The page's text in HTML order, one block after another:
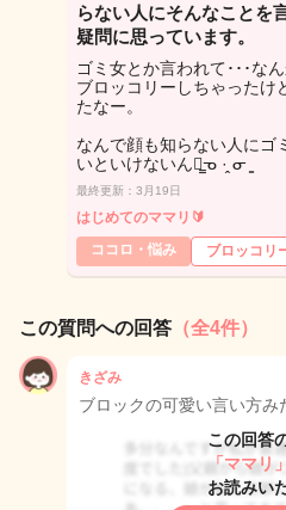
らない人にそんなことを
疑問に思っています。
ゴミ女とか言われて･･･な
ブロッコリーしちゃったけ
たなー。
なんで顔も知らない人にゴ
いといけないんだ̳ᓀ ·̭ ᓂ ̳
最終更新：3月19日
はじめてのママリ🔰
ココロ・悩み
ブロッコリ
この質問への回答 （全4件）
きざみ
ブロックの可愛い言い方み
この回答
「ママリ
お読みい